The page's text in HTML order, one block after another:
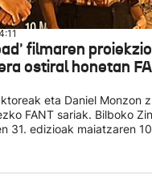
filmaren
ostiral honetan
eta Daniel Monzon
FANT sariak. Bilboko
31. edizioak maiatzaren